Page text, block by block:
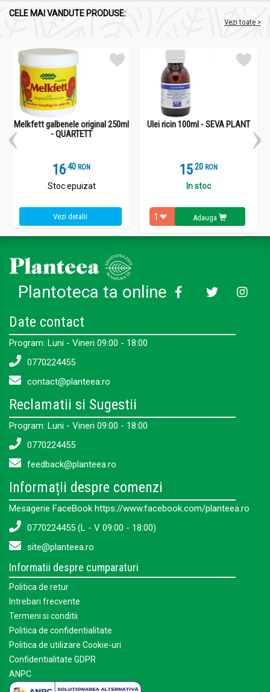
CELE MAI VANDUTE PRODUSE:
Vezi toate >
Melkfett galbenele original 250ml
- QUARTETT
16.4 RON
Stoc epuizat
Vezi detalii
Ulei ricin 100ml - SEVA PLANT
15.2 RON
In stoc
Adauga
Plantoteca ta online
Date contact
Program: Luni - Vineri 09:00 - 18:00
0770224455
contact@planteea.ro
Reclamatii si Sugestii
Program: Luni - Vineri 09:00 - 18:00
0770224455
feedback@planteea.ro
Informații despre comenzi
Mesagerie FaceBook https://www.facebook.com/planteea.ro
0770224455 (L - V 09:00 - 18:00)
site@planteea.ro
Informatii despre cumparaturi
Politica de retur
Intrebari frecvente
Termeni si conditii
Politica de confidentialitate
Politica de utilizare Cookie-uri
Confidentialitate GDPR
ANPC